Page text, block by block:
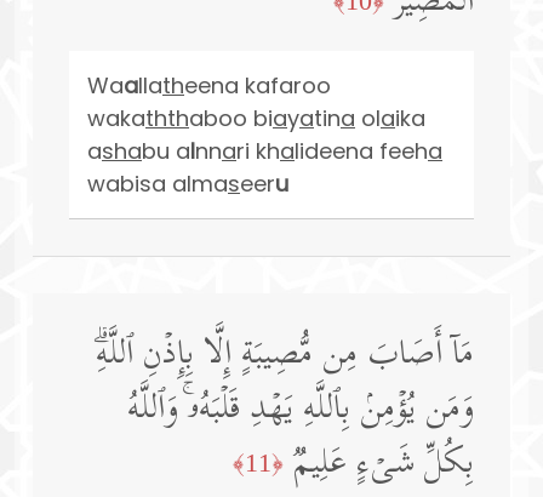
Waallatheena kafaroo
wakaththaboo biayatina olaika
ashabu alnnari khalideena feeha
wabisa almaseeru
مَاۤ أَصَابَ مِن مُّصِیبَةٍ إِلَّا بِإِذۡنِ ٱللَّهِۗ
وَمَن یُؤۡمِنۢ بِٱللَّهِ یَهۡدِ قَلۡبَهُۥۚ وَٱللَّهُ
بِكُلِّ شَیۡءٍ عَلِیمࣱ ﴿11﴾